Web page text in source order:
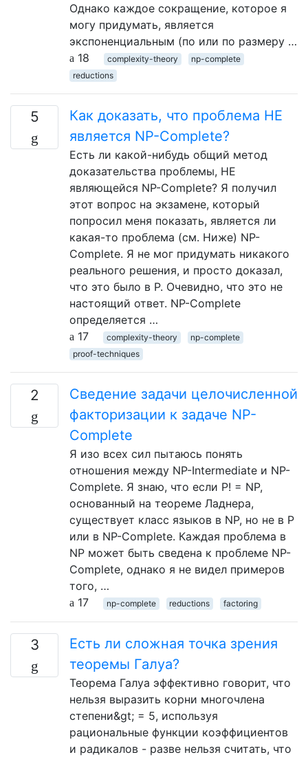
Однако каждое сокращение, которое я
могу придумать, является
экспоненциальным (по или по размеру …
18
complexity-theory
np-complete
reductions
5
Как доказать, что проблема НЕ
является NP-Complete?
Есть ли какой-нибудь общий метод
доказательства проблемы, НЕ
являющейся NP-Complete? Я получил
этот вопрос на экзамене, который
попросил меня показать, является ли
какая-то проблема (см. Ниже) NP-
Complete. Я не мог придумать никакого
реального решения, и просто доказал,
что это было в P. Очевидно, что это не
настоящий ответ. NP-Complete
определяется …
17
complexity-theory
np-complete
proof-techniques
2
Сведение задачи целочисленной
факторизации к задаче NP-
Complete
Я изо всех сил пытаюсь понять
отношения между NP-Intermediate и NP-
Complete. Я знаю, что если P! = NP,
основанный на теореме Ладнера,
существует класс языков в NP, но не в P
или в NP-Complete. Каждая проблема в
NP может быть сведена к проблеме NP-
Complete, однако я не видел примеров
того, …
17
np-complete reductions factoring
3
Есть ли сложная точка зрения
теоремы Галуа?
Теорема Галуа эффективно говорит, что
нельзя выразить корни многочлена
степени&gt; = 5, используя
рациональные функции коэффициентов
и радикалов - разве нельзя считать, что